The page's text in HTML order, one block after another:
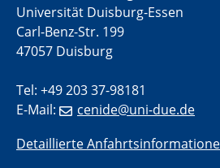
29.07.2025
Colloquium IMPR SusMet
challenges for a successful circular
Colloquia Series on
Universität Duisburg-Essen
Carl-Benz-Str. 199
47057 Duisburg
Tel: +49 203 37-98181
E-Mail:
cenide@uni-due.de
Detaillierte